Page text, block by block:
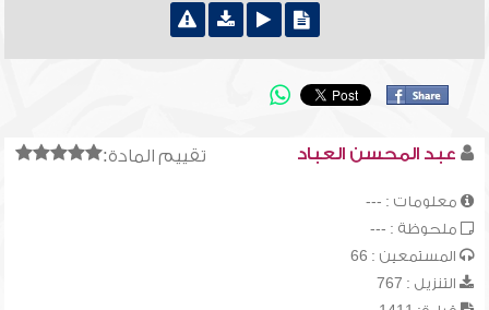
تقييم المادة: عبد المحسن العباد
معلومات : ---
ملحوظة : ---
المستمعين : 66
التنزيل : 767